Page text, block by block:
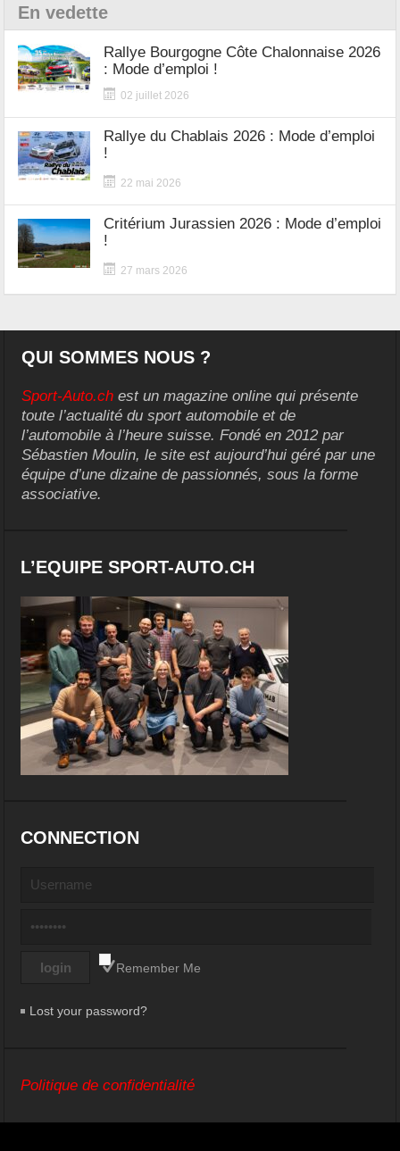
En vedette
Rallye Bourgogne Côte Chalonnaise 2026
: Mode d’emploi !
02 juillet 2026
Rallye du Chablais 2026 : Mode d’emploi
!
22 mai 2026
Critérium Jurassien 2026 : Mode d’emploi
!
27 mars 2026
QUI SOMMES NOUS ?
Sport-Auto.ch est un magazine online qui présente
toute l’actualité du sport automobile et de
l’automobile à l’heure suisse. Fondé en 2012 par
Sébastien Moulin, le site est aujourd’hui géré par une
équipe d’une dizaine de passionnés, sous la forme
associative.
L’EQUIPE SPORT-AUTO.CH
CONNECTION
Remember Me
Lost your password?
Politique de confidentialité